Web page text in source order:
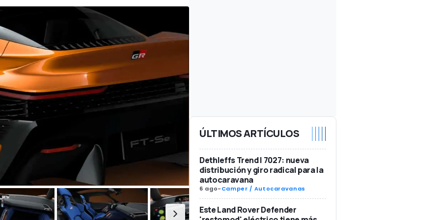
ÚLTIMOS ARTÍCULOS
Dethleffs Trend I 7027: nueva
distribución y giro radical para la
autocaravana
6 ago-Camper / Autocaravanas
Este Land Rover Defender